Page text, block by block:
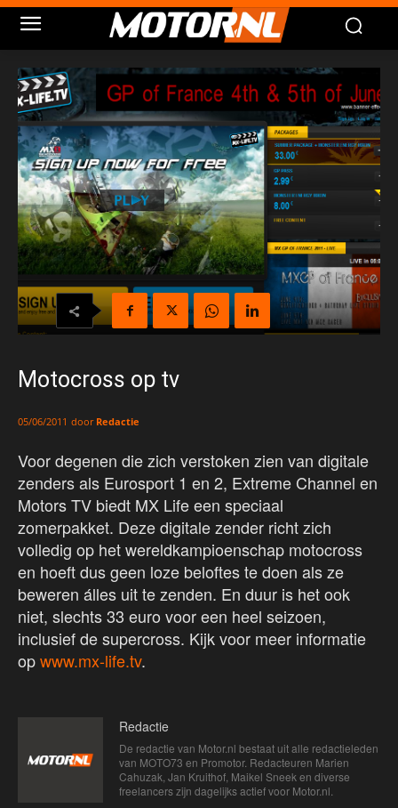
Motocross op tv
05/06/2011 door Redactie
Voor degenen die zich verstoken zien van digitale
zenders als Eurosport 1 en 2, Extreme Channel en
Motors TV biedt MX Life een speciaal
zomerpakket. Deze digitale zender richt zich
volledig op het wereldkampioenschap motocross
en hoeft dus geen loze beloftes te doen als ze
beweren álles uit te zenden. En duur is het ook
niet, slechts 33 euro voor een heel seizoen,
inclusief de supercross. Kijk voor meer informatie
opwww.mx-life.tv.
Redactie
De redactie van Motor.nl bestaat uit alle redactieleden
van MOTO73 en Promotor. Redacteuren Marien
Cahuzak, Jan Kruithof, Maikel Sneek en diverse
freelancers zijn dagelijks actief voor Motor.nl.